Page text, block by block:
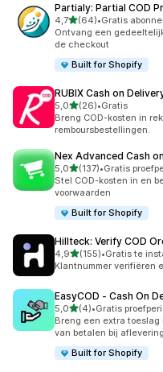
Partialy: Partial COD
4,7van 5 sterren
(64)
64 recensies in totaal
•Gratis
Ontvang een
de checkout
Built for Shopify
RUBIX Cash on
5,0van 5 sterren
(26)
26 recensies in totaal
•Gratis
Breng COD-kosten in
remboursbestellingen.
Nex Advanced Cash
5,0van 5 sterren
(137)
137 recensies in totaal
•Gratis
Stel COD-kosten in en
voorwaarden
Built for Shopify
Hillteck: Verify COD
4,9van 5 sterren
(155)
155 recensies in totaal
•Gratis te
Klantnummer verifiëren
EasyCOD ‑ Cash On
5,0van 5 sterren
(4)
4 recensies in totaal
•Gratis
Breng een extra
van betalen bij
Built for Shopify